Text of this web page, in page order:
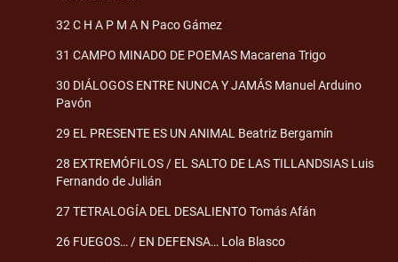
32 C H A P M A N Paco Gámez
31 CAMPO MINADO DE POEMAS Macarena Trigo
30 DIÁLOGOS ENTRE NUNCA Y JAMÁS Manuel Arduino
Pavón
29 EL PRESENTE ES UN ANIMAL Beatriz Bergamín
28 EXTREMÓFILOS / EL SALTO DE LAS TILLANDSIAS Luis
Fernando de Julián
27 TETRALOGÍA DEL DESALIENTO Tomás Afán
26 FUEGOS… / EN DEFENSA… Lola Blasco